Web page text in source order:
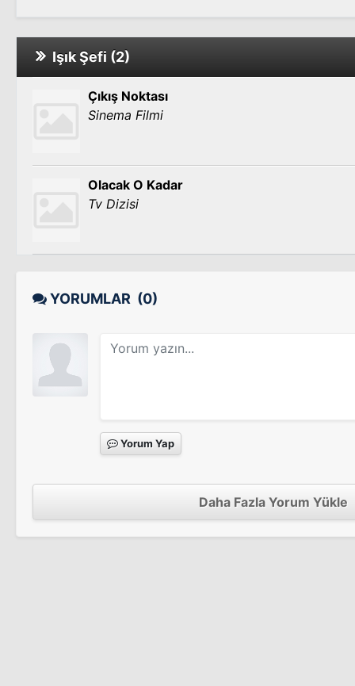
Işık Şefi (2)
Çıkış Noktası
Sinema Filmi
Olacak O Kadar
Tv Dizisi
YORUMLAR (0)
Yorum Yap
Daha Fazla Yorum Yükle